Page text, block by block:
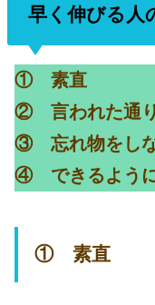
早く伸びる人
① 素直
② 言われた通
③ 忘れ物をし
④ できるように
① 素直